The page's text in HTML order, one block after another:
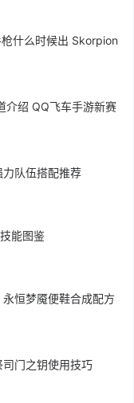
什么时候出 Skorpion
介绍 QQ飞车手游新赛
队伍搭配推荐
能图鉴
恒梦魇便鞋合成配方
门之钥使用技巧